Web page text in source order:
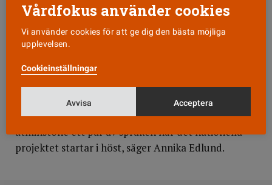
Just nu letar man efter sjuksköterskor som kan
arabiska, serbokroatiska, persiska, turkiska, spanska
kommuner och landsting är vanligast och därför
mest angelägna.
– Om allt går som vi hoppas ska det fungera på
åtminstone ett par av språken när det nationella
projektet startar i höst, säger Annika Edlund.
Vårdfokus använder cookies
Vi använder cookies för att ge dig den bästa möjliga
upplevelsen.
Cookieinställningar
Avvisa Acceptera